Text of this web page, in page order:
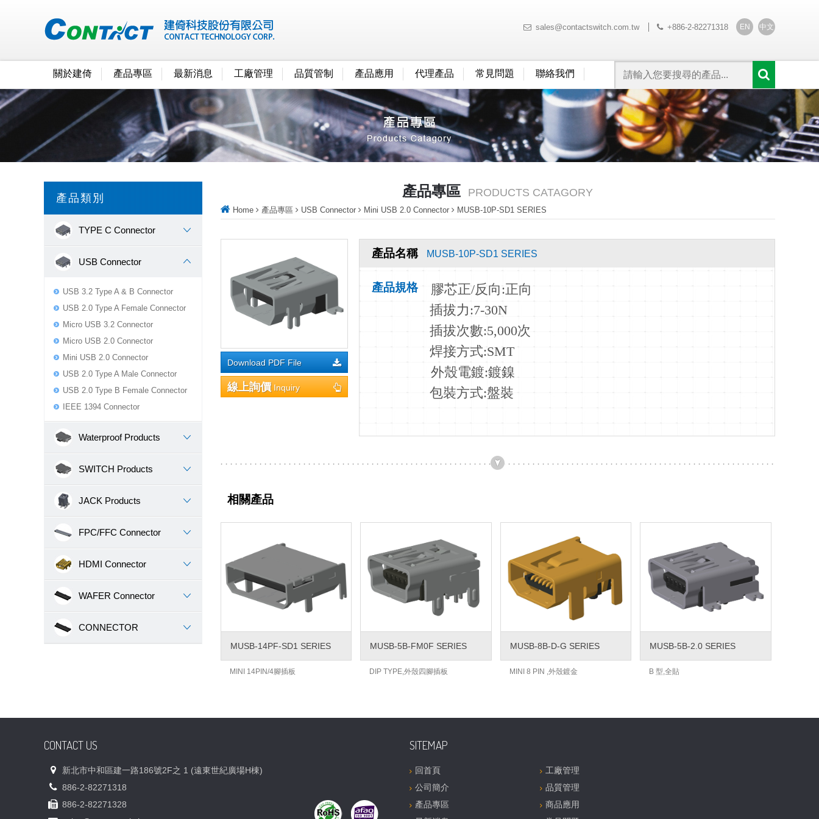
sales@contactswitch.com.tw +886-2-82271318 EN 中文
關於建倚 產品專區 最新消息 工廠管理 品質管制 產品應用 代理產品 常見問題 聯絡我們
產品類別
TYPE C Connector
USB Connector
USB 3.2 Type A & B Connector
USB 2.0 Type A Female Connector
Micro USB 3.2 Connector
Micro USB 2.0 Connector
Mini USB 2.0 Connector
USB 2.0 Type A Male Connector
USB 2.0 Type B Female Connector
IEEE 1394 Connector
Waterproof Products
SWITCH Products
JACK Products
FPC/FFC Connector
HDMI Connector
WAFER Connector
CONNECTOR
產品專區 PRODUCTS CATAGORY
Home 產品專區 USB Connector Mini USB 2.0 Connector MUSB-10P-SD1 SERIES
Download PDF File
線上詢價Inquiry
產品名稱 MUSB-10P-SD1 SERIES
產品規格 膠芯正/反向:正向
插拔力:7-30N
插拔次數:5,000次
焊接方式:SMT
外殼電鍍:鍍鎳
包裝方式:盤裝
相關產品
MUSB-14PF-SD1 SERIES
MINI 14PIN/4腳插板
MUSB-5B-FM0F SERIES
DIP TYPE,外殼四腳插板
MUSB-8B-D-G SERIES
MINI 8 PIN ,外殼鍍金
MUSB-5B-2.0 SERIES
B 型,全貼
CONTACT US
新北市中和區建一路186號2F之 1 (遠東世紀廣場H棟)
886-2-82271318
886-2-82271328
SITEMAP
回首頁
公司簡介
產品專區
工廠管理
品質管理
商品應用